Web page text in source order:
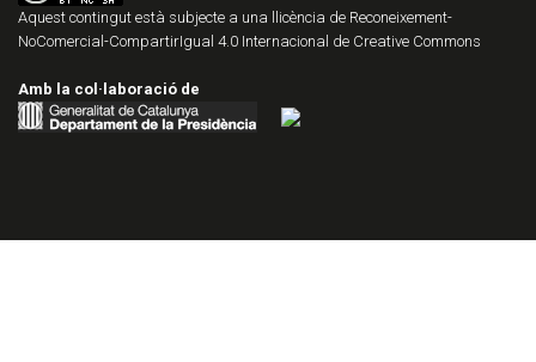
Aquest contingut està subjecte a una llicència de Reconeixement-
NoComercial-CompartirIgual 4.0 Internacional de Creative Commons
Amb la col·laboració de